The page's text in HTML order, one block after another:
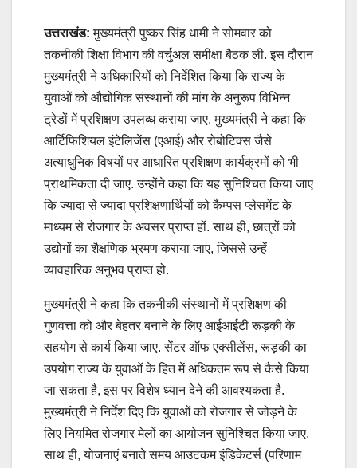
उत्तराखंड: मुख्यमंत्री पुष्कर सिंह धामी ने सोमवार को
तकनीकी शिक्षा विभाग की वर्चुअल समीक्षा बैठक ली. इस दौरान
मुख्यमंत्री ने अधिकारियों को निर्देशित किया कि राज्य के
युवाओं को औद्योगिक संस्थानों की मांग के अनुरूप विभिन्न
ट्रेडों में प्रशिक्षण उपलब्ध कराया जाए. मुख्यमंत्री ने कहा कि
आर्टिफिशियल इंटेलिजेंस (एआई) और रोबोटिक्स जैसे
अत्याधुनिक विषयों पर आधारित प्रशिक्षण कार्यक्रमों को भी
प्राथमिकता दी जाए. उन्होंने कहा कि यह सुनिश्चित किया जाए
कि ज्यादा से ज्यादा प्रशिक्षणार्थियों को कैम्पस प्लेसमेंट के
माध्यम से रोजगार के अवसर प्राप्त हों. साथ ही, छात्रों को
उद्योगों का शैक्षणिक भ्रमण कराया जाए, जिससे उन्हें
व्यावहारिक अनुभव प्राप्त हो.
मुख्यमंत्री ने कहा कि तकनीकी संस्थानों में प्रशिक्षण की
गुणवत्ता को और बेहतर बनाने के लिए आईआईटी रूड़की के
सहयोग से कार्य किया जाए. सेंटर ऑफ एक्सीलेंस, रूड़की का
उपयोग राज्य के युवाओं के हित में अधिकतम रूप से कैसे किया
जा सकता है, इस पर विशेष ध्यान देने की आवश्यकता है.
मुख्यमंत्री ने निर्देश दिए कि युवाओं को रोजगार से जोड़ने के
लिए नियमित रोजगार मेलों का आयोजन सुनिश्चित किया जाए.
साथ ही, योजनाएं बनाते समय आउटकम इंडिकेटर्स (परिणाम